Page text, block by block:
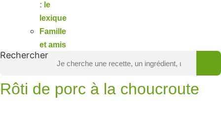
: le
lexique
Famille
et amis
Rechercher
Rôti de porc à la choucroute